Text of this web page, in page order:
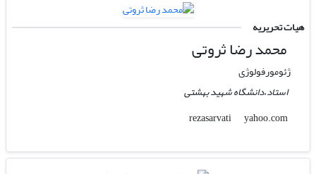
هیات تحریریه
محمد رضا ثروتی
ژئومورفولوژی
استاد،دانشگاه شهید بهشتی
rezasarvati
yahoo.com